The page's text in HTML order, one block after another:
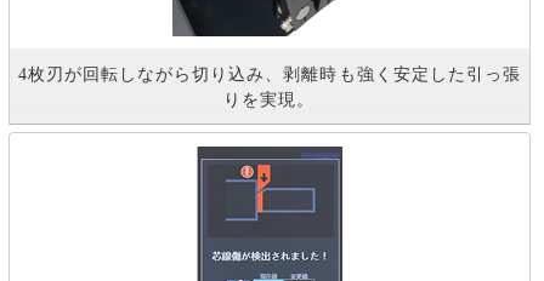
4枚刃が回転しながら切り込み、剥離時も強く安定した引っ張
りを実現。